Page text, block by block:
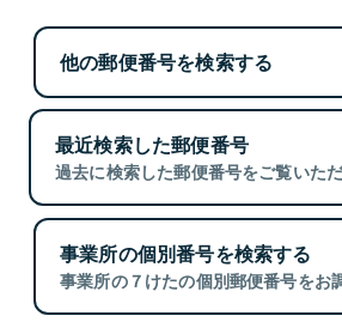
他の郵便番号を検索する
最近検索した郵便番号
過去に検索した郵便番号をご覧いただ
事業所の個別番号を検索する
事業所の７けたの個別郵便番号をお